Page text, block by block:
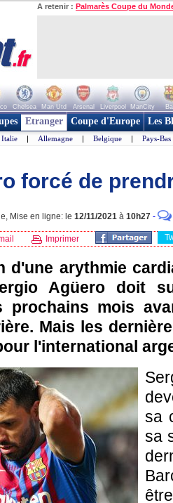
A retenir : Palmarès Coupe du
Chelsea Man Utd Arsenal Liverpool ManCity
Etranger Coupe d'Europe Les
Italie | Allemagne | Belgique | Pays-Bas
forcé de
Mise en ligne: le 12/11/2021 à 10h27 -
Imprimer
d'une arythmie
Agüero doit
mois
Mais les
l'international
sa
sa